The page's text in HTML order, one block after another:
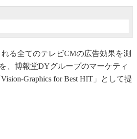
る全てのテレビCMの広告効果を測
、博報堂DYグループのマーケティ
Graphics for Best HIT」として提